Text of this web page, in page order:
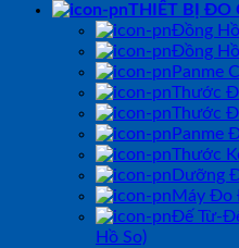
THIẾT BỊ ĐO
Đồng
Đồng
Panme
Thước
Thước
Panme
Thước
Dưỡng
Máy Đo
Đế Từ-
Hồ So)